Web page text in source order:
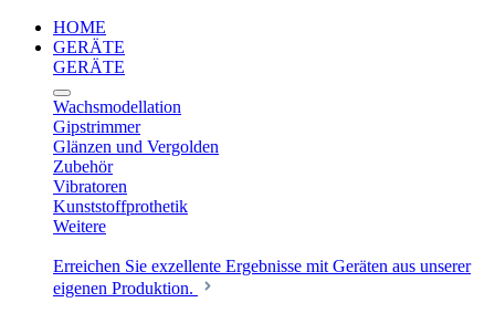
HOME
GERÄTE
GERÄTE
Wachsmodellation
Gipstrimmer
Glänzen und Vergolden
Zubehör
Vibratoren
Kunststoffprothetik
Weitere
Erreichen Sie exzellente Ergebnisse mit Geräten aus unserer
eigenen Produktion.